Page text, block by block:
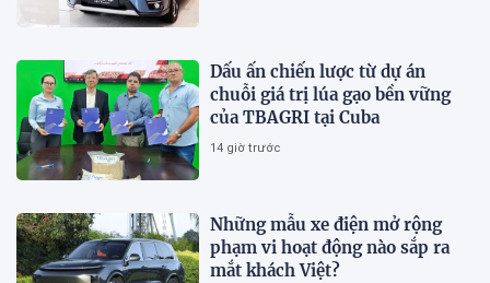
Dấu ấn chiến lược từ dự án
chuỗi giá trị lúa gạo bền vững
của TBAGRI tại Cuba
14 giờ trước
Những mẫu xe điện mở rộng
phạm vi hoạt động nào sắp ra
mắt khách Việt?